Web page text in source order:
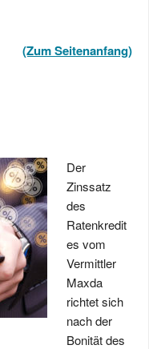
(Zum Seitenanfang)
Der
Zinssatz
des
Ratenkredit
es vom
Vermittler
Maxda
richtet sich
nach der
Bonität des